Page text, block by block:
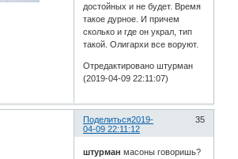
достойных и не будет. Время
такое дурное. И причем
сколько и где он украл, тип
такой. Олигархи все воруют.
Отредактировано штурман
(2019-04-09 22:11:07)
Поделиться 35
2019-
04-09 22:11:12
штурман масоны говоришь?